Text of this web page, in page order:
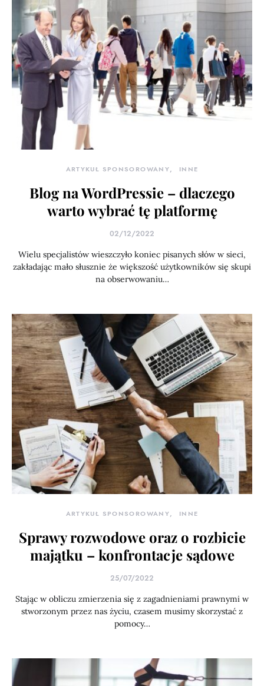
ARTYKUŁ SPONSOROWANY INNE
Blog na WordPressie – dlaczego
warto wybrać tę platformę
02/12/2022
Wielu specjalistów wieszczyło koniec pisanych słów w sieci,
zakładając mało słusznie że większość użytkowników się skupi
na obserwowaniu…
ARTYKUŁ SPONSOROWANY INNE
Sprawy rozwodowe oraz o rozbicie
majątku – konfrontacje sądowe
25/07/2022
Stając w obliczu zmierzenia się z zagadnieniami prawnymi w
stworzonym przez nas życiu, czasem musimy skorzystać z
pomocy…